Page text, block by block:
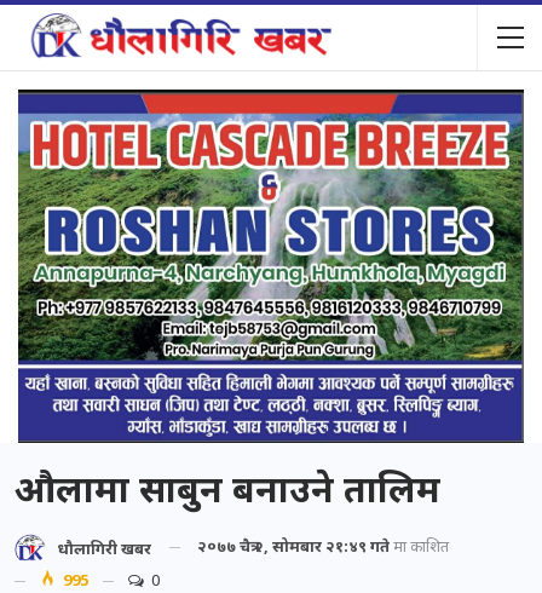
औलामा साबुन बनाउने तालिम
धौलागिरी खबर २०७७ चैत्र २, सोमबार २१:४९ गतेमा प्रकाशित
995
0